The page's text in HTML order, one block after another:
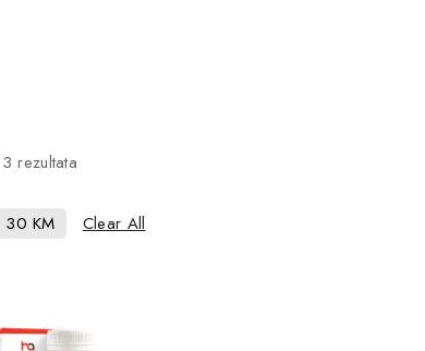
3 rezultata
30KM Clear All